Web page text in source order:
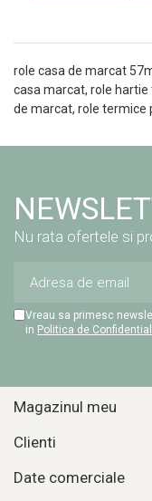
CATERING SI
CUTII CARTON CARTOFI
CUTII KRAFT MENIU
CUTII PIZZA KRAFT
CUTII PIZZA CARTON
RESIGILABILE
COFETARII
AMBALAJE BIO
AMBALAJE BIO BAMBUS
role casa de marcat
casa marcat, role
de marcat, role termice
Nu rata ofertele si
Vreau sa primesc
in Politica de
Magazinul meu
Clienti
Date comerciale